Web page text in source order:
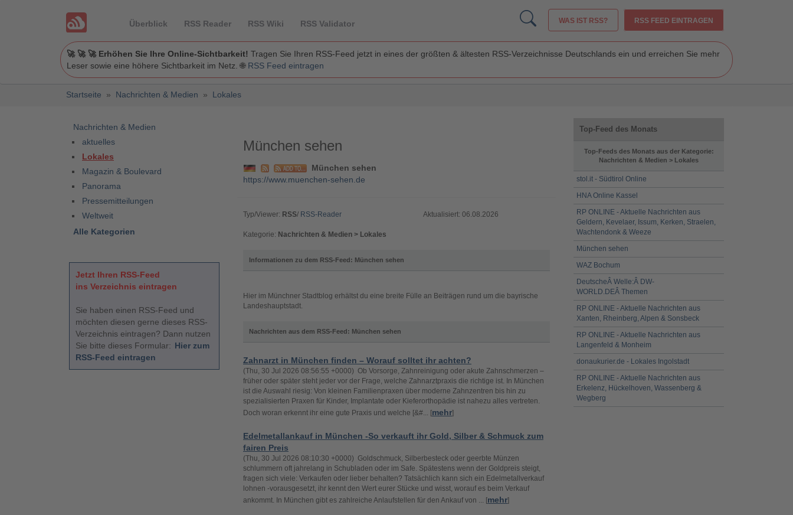
Überblick RSS Reader RSS Wiki RSS Validator WAS IST RSS? RSS FEED EINTRAGEN
🚀 🚀 🚀 Erhöhen Sie Ihre Online-Sichtbarkeit! Tragen Sie Ihren RSS-Feed jetzt in eines der größten & ältesten RSS-Verzeichnisse Deutschlands ein und erreichen Sie mehr
Leser sowie eine höhere Sichtbarkeit im Netz. 🌐 RSS Feed eintragen
Startseite » Nachrichten & Medien » Lokales
Nachrichten & Medien
aktuelles
Lokales
Magazin & Boulevard
Panorama
Pressemitteilungen
Weltweit
Alle Kategorien
Jetzt Ihren RSS-Feed
ins Verzeichnis eintragen
Sie haben einen RSS-Feed und
möchten diesen gerne dieses RSS-
Verzeichnis eintragen? Dann nutzen
Sie bitte dieses Formular: Hier zum
RSS-Feed eintragen
München sehen
München sehen
https://www.muenchen-sehen.de
Typ/Viewer: RSS/ RSS-Reader Aktualisiert: 06.08.2026
Kategorie: Nachrichten & Medien > Lokales
Informationen zu dem RSS-Feed: München sehen
Hier im Münchner Stadtblog erhältst du eine breite Fülle an Beiträgen rund um die bayrische
Landeshauptstadt.
Nachrichten aus dem RSS-Feed: München sehen
Zahnarzt in München finden – Worauf solltet ihr achten?
(Thu, 30 Jul 2026 08:56:55 +0000) Ob Vorsorge, Zahnreinigung oder akute Zahnschmerzen –
früher oder später steht jeder vor der Frage, welche Zahnarztpraxis die richtige ist. In München
ist die Auswahl riesig: Von kleinen Familienpraxen über moderne Zahnzentren bis hin zu
spezialisierten Praxen für Kinder, Implantate oder Kieferorthopädie ist nahezu alles vertreten.
Doch woran erkennt ihr eine gute Praxis und welche [&#... [mehr]
Edelmetallankauf in München -So verkauft ihr Gold, Silber & Schmuck zum
fairen Preis
(Thu, 30 Jul 2026 08:10:30 +0000) Goldschmuck, Silberbesteck oder geerbte Münzen
schlummern oft jahrelang in Schubladen oder im Safe. Spätestens wenn der Goldpreis steigt,
fragen sich viele: Verkaufen oder lieber behalten? Tatsächlich kann sich ein Edelmetallverkauf
lohnen -vorausgesetzt, ihr kennt den Wert eurer Stücke und wisst, worauf es beim Verkauf
ankommt. In München gibt es zahlreiche Anlaufstellen für den Ankauf von ... [mehr]
Top-Feed des Monats
Top-Feeds des Monats aus der Kategorie:
Nachrichten & Medien > Lokales
stol.it - Südtirol Online
HNA Online Kassel
RP ONLINE - Aktuelle Nachrichten aus
Geldern, Kevelaer, Issum, Kerken, Straelen,
Wachtendonk & Weeze
München sehen
WAZ Bochum
DeutscheÂ Welle:Â DW-
WORLD.DEÂ Themen
RP ONLINE - Aktuelle Nachrichten aus
Xanten, Rheinberg, Alpen & Sonsbeck
RP ONLINE - Aktuelle Nachrichten aus
Langenfeld & Monheim
donaukurier.de - Lokales Ingolstadt
RP ONLINE - Aktuelle Nachrichten aus
Erkelenz, Hückelhoven, Wassenberg &
Wegberg